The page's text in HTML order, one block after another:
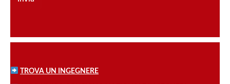
TROVA UN INGEGNERE